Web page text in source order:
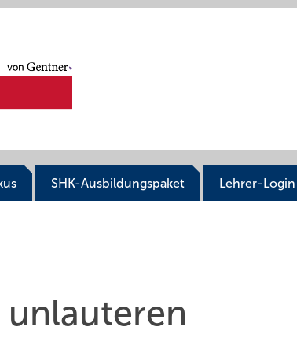
SHK-Ausbildungspaket Lehrer-Login
unlauteren